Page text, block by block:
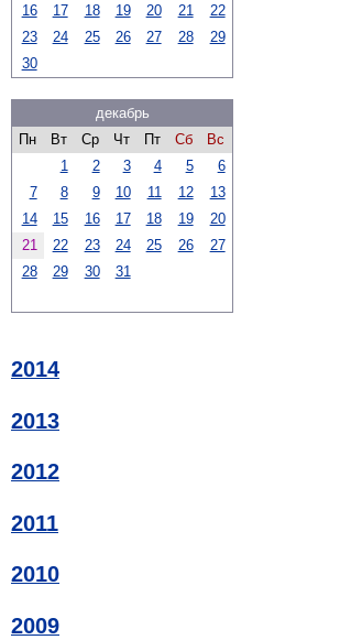
16
17 18 19 20 21
22
23
24 25 26 27 28
29
30
декабрь
Пн
Вт Ср Чт Пт Сб
Вс
1
2 3 4 5
6
7
8 9 10 11 12
13
14
15 16 17 18 19
20
21
22 23 24 25 26
27
28
29 30 31
2014
2013
2012
2011
2010
2009